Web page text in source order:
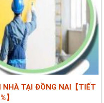
NHÀ TẠI ĐỒNG NAI【TIẾT
】